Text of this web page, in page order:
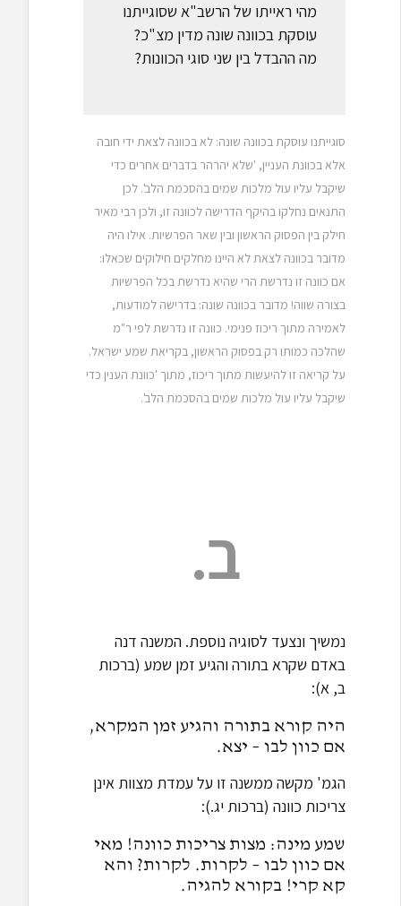
מהי ראייתו של הרשב"א שסוגייתנו
עוסקת בכוונה שונה מדין מצ"כ?
מה ההבדל בין שני סוגי הכוונות?
סוגייתנו עוסקת בכוונה שונה: לא בכוונה לצאת ידי חובה
אלא בכוונת העניין, 'שלא יהרהר בדברים אחרים כדי
שיקבל עליו עול מלכות שמים בהסכמת הלב'. לכן
התנאים נחלקו בהיקף הדרישה לכוונה זו, ולכן רבי מאיר
חילק בין הפסוק הראשון ובין שאר הפרשיות. אילו היה
מדובר בכוונה לצאת לא היינו מחלקים חילוקים שכאלו:
אם כוונה זו נדרשת הרי שהיא נדרשת בכל הפרשיות
בצורה שווה! מדובר בכוונה שונה: בדרישה למודעות,
לאמירה מתוך ריכוז פנימי. כוונה זו נדרשת לפי ר"מ
שהלכה כמותו רק בפסוק הראשון, בקריאת שמע ישראל.
על קריאה זו להיעשות מתוך ריכוז, מתוך 'כוונת הענין כדי
שיקבל עליו עול מלכות שמים בהסכמת הלב'.
ב.
נמשיך ונצעד לסוגיה נוספת. המשנה דנה
באדם שקרא בתורה והגיע זמן שמע (ברכות
ב, א):
היה קורא בתורה והגיע זמן המקרא,
אם כוון לבו – יצא.
הגמ' מקשה ממשנה זו על עמדת מצוות אינן
צריכות כוונה (ברכות יג.):
שמע מינה: מצות צריכות כוונה! מאי
אם כוון לבו – לקרות. לקרות? והא
קא קרי! בקורא להגיה.